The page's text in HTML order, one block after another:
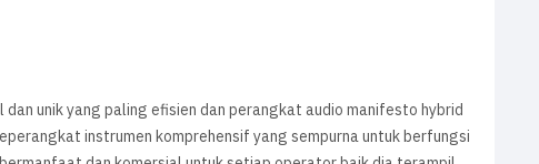
unik yang paling efisien dan perangkat audio manifesto hybrid
instrumen komprehensif yang sempurna untuk berfungsi